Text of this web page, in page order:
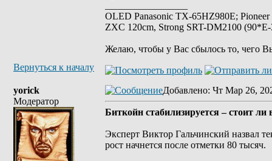
OLED Panasonic TX-65HZ980E;
ZXC 120cm, Strong SRT-DM2100
Желаю, чтобы у Вас сбылось то, чего
Вернуться к началу
yorick
Модератор
Добавлено: Чт Мар 26,
Биткойн стабилизируется – стоит
Эксперт Виктор Гальчинский назвал
рост начнется после отметки 80 тысяч.